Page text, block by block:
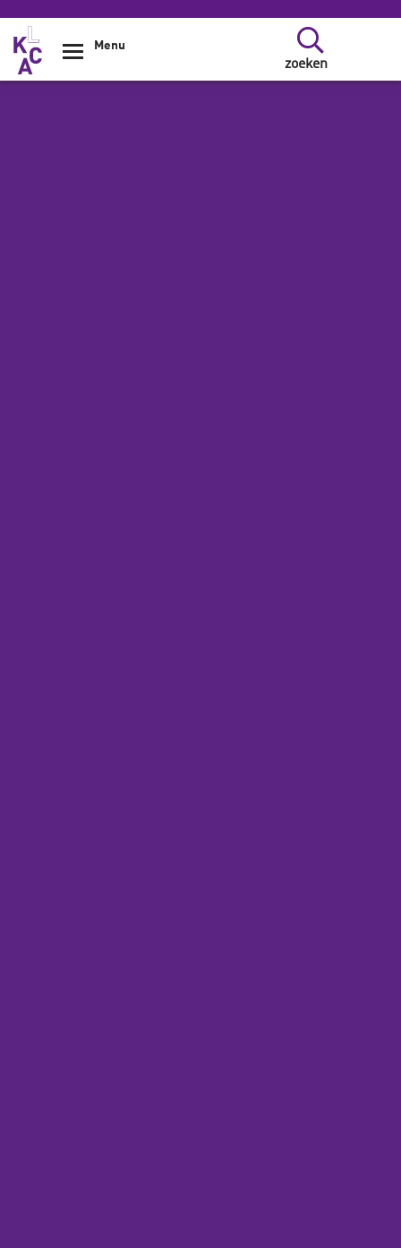
Overslaan en naar de inhoud gaan
zoeken
Menu